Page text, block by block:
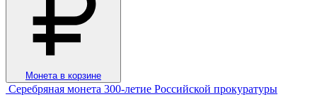
Монета в корзине
Серебряная монета 300-летие Российской прокуратуры